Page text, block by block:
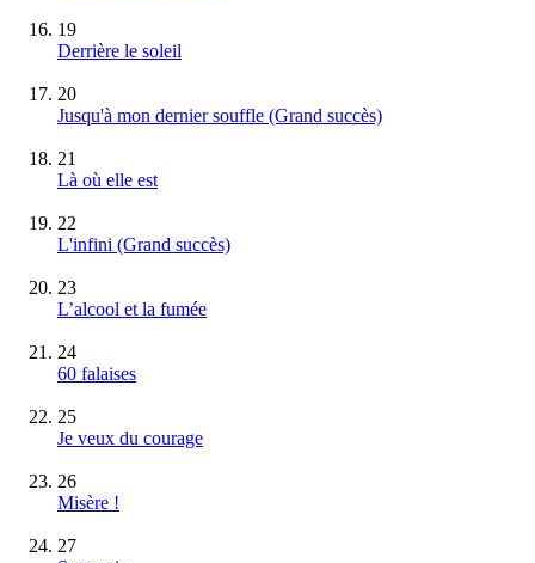
19
Derrière le soleil
20
Jusqu'à mon dernier souffle (Grand succès)
21
Là où elle est
22
L'infini (Grand succès)
23
L’alcool et la fumée
24
60 falaises
25
Je veux du courage
26
Misère !
27